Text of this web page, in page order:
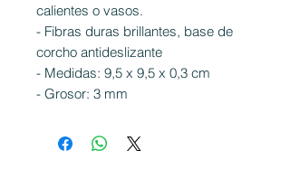
calientes o vasos.
- Fibras duras brillantes, base de
corcho antideslizante
- Medidas: 9,5 x 9,5 x 0,3 cm
- Grosor: 3 mm